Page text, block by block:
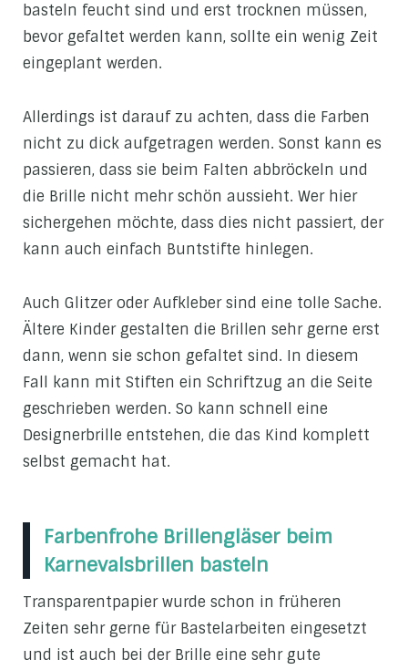
basteln feucht sind und erst trocknen müssen,
bevor gefaltet werden kann, sollte ein wenig Zeit
eingeplant werden.
Allerdings ist darauf zu achten, dass die Farben
nicht zu dick aufgetragen werden. Sonst kann es
passieren, dass sie beim Falten abbröckeln und
die Brille nicht mehr schön aussieht. Wer hier
sichergehen möchte, dass dies nicht passiert, der
kann auch einfach Buntstifte hinlegen.
Auch Glitzer oder Aufkleber sind eine tolle Sache.
Ältere Kinder gestalten die Brillen sehr gerne erst
dann, wenn sie schon gefaltet sind. In diesem
Fall kann mit Stiften ein Schriftzug an die Seite
geschrieben werden. So kann schnell eine
Designerbrille entstehen, die das Kind komplett
selbst gemacht hat.
Farbenfrohe Brillengläser beim
Karnevalsbrillen basteln
Transparentpapier wurde schon in früheren
Zeiten sehr gerne für Bastelarbeiten eingesetzt
und ist auch bei der Brille eine sehr gute